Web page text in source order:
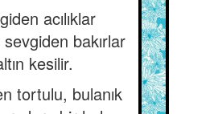
acılıklar
sevgiden bakırlar
kesilir.
tortulu, bulanık